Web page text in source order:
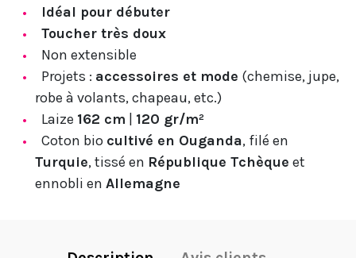
Idéal pour débuter
Toucher très doux
Non extensible
Projets : accessoires et mode (chemise, jupe,
robe à volants, chapeau, etc.)
Laize 162 cm
120 gr/m²
Coton bio cultivé en Ouganda, filé en
Turquie, tissé en République Tchèque et
ennobli en Allemagne